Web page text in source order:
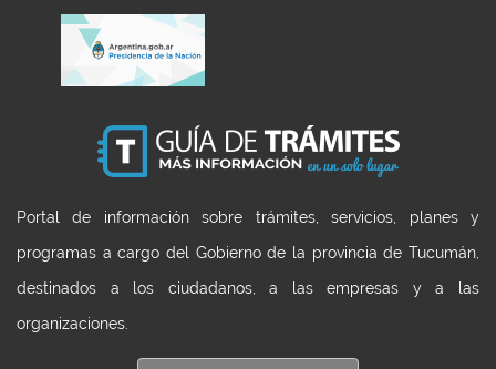
Portal de información sobre trámites, servicios, planes y
programas a cargo del Gobierno de la provincia de Tucumán,
destinados a los ciudadanos, a las empresas y a las
organizaciones.